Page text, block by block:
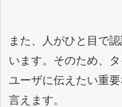
また、人がひと目で
います。そのため、
ユーザに伝えたい重
言えます。